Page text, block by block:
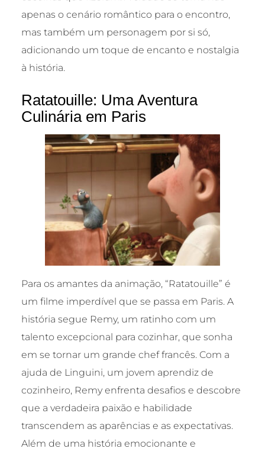
apenas o cenário romântico para o encontro,
mas também um personagem por si só,
adicionando um toque de encanto e nostalgia
à história.
Ratatouille: Uma Aventura
Culinária em Paris
Para os amantes da animação, “Ratatouille” é
um filme imperdível que se passa em Paris. A
história segue Remy, um ratinho com um
talento excepcional para cozinhar, que sonha
em se tornar um grande chef francês. Com a
ajuda de Linguini, um jovem aprendiz de
cozinheiro, Remy enfrenta desafios e descobre
que a verdadeira paixão e habilidade
transcendem as aparências e as expectativas.
Além de uma história emocionante e